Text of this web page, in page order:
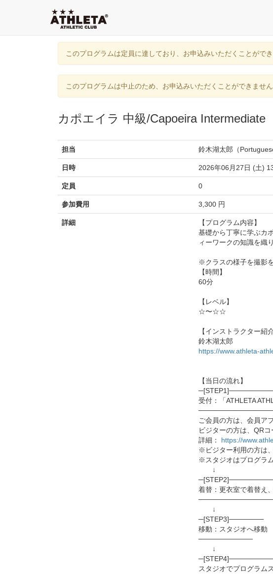
このプログラムは定員に達しており、お申込みいただくことができ
このプログラムは中止のため、お申込みいただくことができません
カポエイラ 中級/Capoeira Intermediate
担当 鈴木湖太郎（
日時 2026年06月27日 (土)
定員 0
参加費用 3,300 円
詳細
【プログラム内容】
基礎から丁寧に学ぶカ
ィーワークの知識を織
※クラスの様子を撮影
【時間】
60分
【レベル】
☆〜☆☆
【インストラクター紹介
鈴木湖太郎
https://www.athleta-
【当日の流れ】
受付：「ATHLETA
ご会員の方は、会員ア
ビジターの方は、QR
詳細： https://
※ビジター利用の方は
※スタジオはプログラ
↓
着替：更衣室で着替え
↓
─[STEP3]───────
移動：スタジオへ移動
───────────
↓
スタジオでプログラム